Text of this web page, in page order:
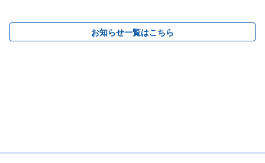
お知らせ一覧はこちら